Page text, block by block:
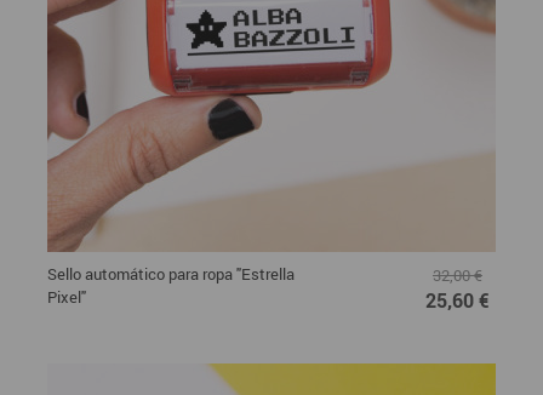
Sello automático para ropa "Estrella
Pixel"
32,00 €
25,60 €